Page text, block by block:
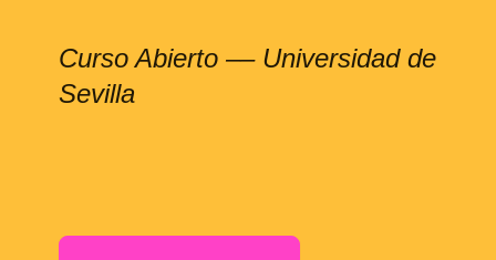
Curso Abierto –– Universidad de
Sevilla